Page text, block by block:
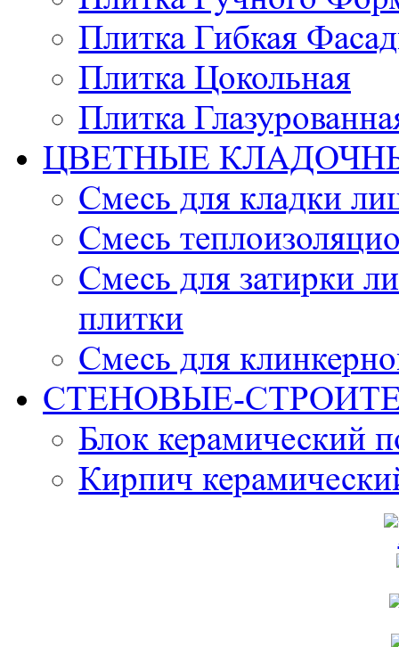
Плитка Гибкая
Плитка Цокольная
Плитка
ЦВЕТНЫЕ
Смесь для кладки
Смесь
Смесь для затирки
плитки
Смесь для
СТЕНОВЫЕ-
Блок керамический
Кирпич